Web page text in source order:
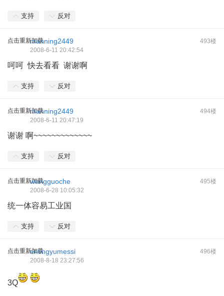
支持 反对
点击重新加载 493楼
manning2449
2008-6-11 20:42:54
呵呵 快去看看 谢谢啊
支持 反对
点击重新加载 494楼
manning2449
2008-6-11 20:47:19
谢谢 啊~~~~~~~~~~~~~
支持 反对
点击重新加载 495楼
wangguoche
2008-6-28 10:05:32
统一体容易工业国
支持 反对
点击重新加载 496楼
entingyumessi
2008-8-18 23:27:56
3Q